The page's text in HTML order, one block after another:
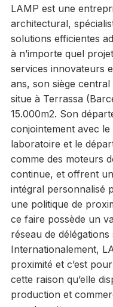
LAMP est une
architectural,
solutions efficientes
à n’importe quel
services innovateurs
ans, son siège central
situe à Terrassa
15.000m2. Son
conjointement avec le
laboratoire et le
comme des moteurs
continue, et offrent
intégral personnalisé
une politique de
ce faire possède un
réseau de
Internationalement,
proximité et c’est pour
cette raison qu’elle
production et